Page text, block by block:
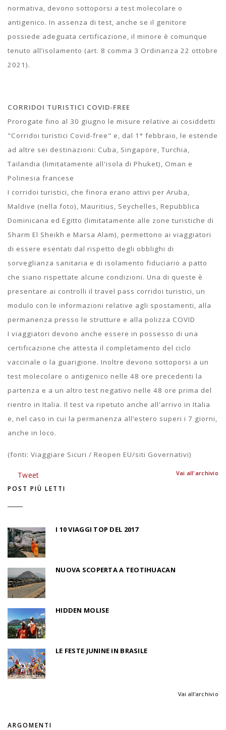
normativa, devono sottoporsi a test molecolare o
antigenico. In assenza di test, anche se il genitore
possiede adeguata certificazione, il minore è comunque
tenuto all’isolamento (art. 8 comma 3 Ordinanza 22 ottobre
2021).
CORRIDOI TURISTICI COVID-FREE
Prorogate fino al 30 giugno le misure relative ai cosiddetti
"Corridoi turistici Covid-free" e, dal 1° febbraio, le estende
ad altre sei destinazioni: Cuba, Singapore, Turchia,
Tailandia (limitatamente all'isola di Phuket), Oman e
Polinesia francese
I corridoi turistici, che finora erano attivi per Aruba,
Maldive (nella foto), Mauritius, Seychelles, Repubblica
Dominicana ed Egitto (limitatamente alle zone turistiche di
Sharm El Sheikh e Marsa Alam), permettono ai viaggiatori
di essere esentati dal rispetto degli obblighi di
sorveglianza sanitaria e di isolamento fiduciario a patto
che siano rispettate alcune condizioni. Una di queste è
presentare ai controlli il travel pass corridoi turistici, un
modulo con le informazioni relative agli spostamenti, alla
permanenza presso le strutture e alla polizza COVID
I viaggiatori devono anche essere in possesso di una
certificazione che attesta il completamento del ciclo
vaccinale o la guarigione. Inoltre devono sottoporsi a un
test molecolare o antigenico nelle 48 ore precedenti la
partenza e a un altro test negativo nelle 48 ore prima del
rientro in Italia. Il test va ripetuto anche all'arrivo in Italia
e, nel caso in cui la permanenza all’estero superi i 7 giorni,
anche in loco.
(fonti: Viaggiare Sicuri / Reopen EU/siti Governativi)
Vai all'archivio
Tweet
POST PIÙ LETTI
I 10 VIAGGI TOP DEL 2017
NUOVA SCOPERTA A TEOTIHUACAN
HIDDEN MOLISE
LE FESTE JUNINE IN BRASILE
Vai all'archivio
ARGOMENTI